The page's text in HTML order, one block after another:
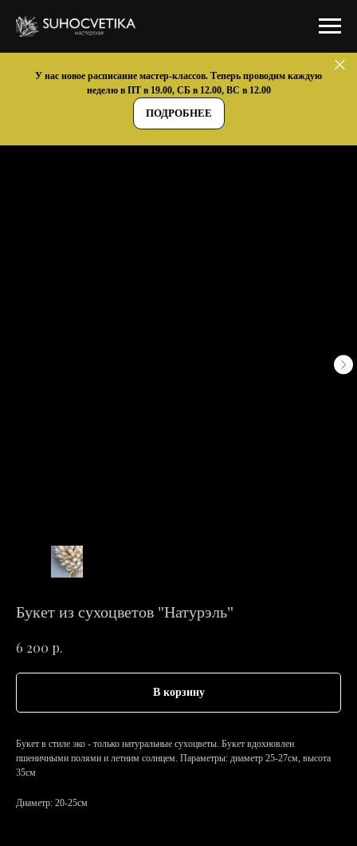
У нас новое расписание мастер-классов. Теперь проводим каждую
неделю в ПТ в 19.00, СБ в 12.00, ВС в 12.00
ПОДРОБНЕЕ
Букет из сухоцветов "Натурэль"
6 200 р.
В корзину
Букет в стиле эко - только натуральные сухоцветы. Букет вдохновлен
пшеничными полями и летним солнцем. Параметры: диаметр 25-27см, высота
35см
Диаметр: 20-25см